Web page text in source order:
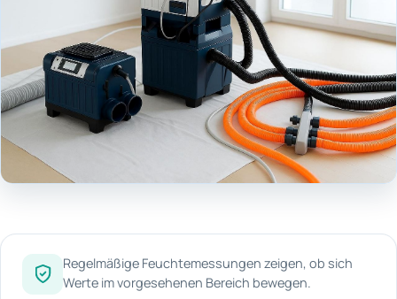
Regelmäßige Feuchtemessungen zeigen, ob sich
Werte im vorgesehenen Bereich bewegen.